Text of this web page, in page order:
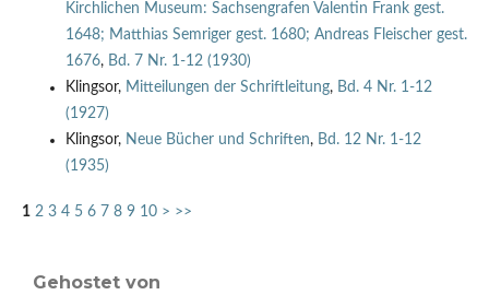
Kirchlichen Museum: Sachsengrafen Valentin Frank gest.
1648; Matthias Semriger gest. 1680; Andreas Fleischer gest.
1676, Bd. 7 Nr. 1-12 (1930)
Klingsor, Mitteilungen der Schriftleitung, Bd. 4 Nr. 1-12
(1927)
Klingsor, Neue Bücher und Schriften, Bd. 12 Nr. 1-12
(1935)
1 2 3 4 5 6 7 8 9 10 > >>
Gehostet von